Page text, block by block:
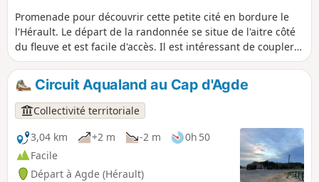
Promenade pour découvrir cette petite cité en bordure le
l'Hérault. Le départ de la randonnée se situe de l'aitre côté
du fleuve et est facile d'accès. Il est intéressant de coupler
cette visite avec une autre randonnée assez courte, non loin
de là : La plage, l'Hérault et les marais à la Tamarissière.
Circuit Aqualand au Cap d'Agde
Collectivité territoriale
3,04 km
+2 m -2 m
0h 50
Facile
Départ à Agde (Hérault)